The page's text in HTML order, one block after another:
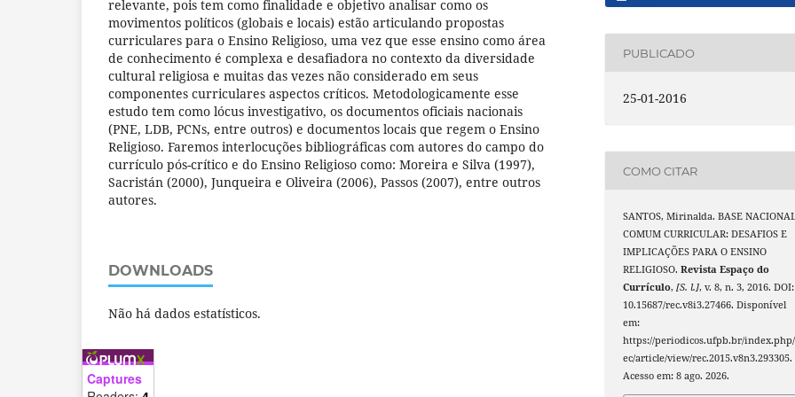
relevante, pois tem como finalidade e objetivo analisar como os
movimentos políticos (globais e locais) estão articulando propostas
curriculares para o Ensino Religioso, uma vez que esse ensino como área
de conhecimento é complexa e desafiadora no contexto da diversidade
cultural religiosa e muitas das vezes não considerado em seus
componentes curriculares aspectos críticos. Metodologicamente esse
estudo tem como lócus investigativo, os documentos oficiais nacionais
(PNE, LDB, PCNs, entre outros) e documentos locais que regem o Ensino
Religioso. Faremos interlocuções bibliográficas com autores do campo do
currículo pós-crítico e do Ensino Religioso como: Moreira e Silva (1997),
Sacristán (2000), Junqueira e Oliveira (2006), Passos (2007), entre outros
autores.
DOWNLOADS
Não há dados estatísticos.
Captures
PUBLICADO
25-01-2016
COMO CITAR
SANTOS, Mirinalda. BASE
COMUM CURRICULAR: DESAFIOS E
IMPLICAÇÕES PARA O ENSINO
RELIGIOSO.Revista Espaço do
Currículo,[S. l.], v. 8, n. 3, 2016. DOI:
10.15687/rec.v8i3.27466. Disponível
em:
https://periodicos.ufpb.br/
ec/article/view/rec.2015.v8n3.293305.
Acesso em: 8 ago. 2026.